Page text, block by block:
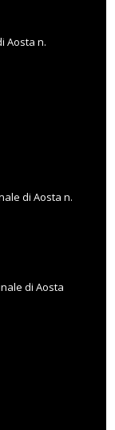
Aosta n.
di Aosta n.
di Aosta